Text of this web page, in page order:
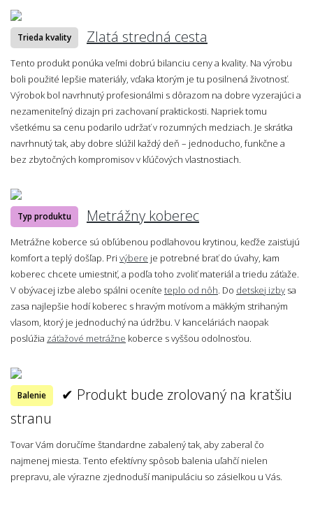
Trieda kvality Zlatá stredná cesta
Tento produkt ponúka veľmi dobrú bilanciu ceny a kvality. Na výrobu
boli použité lepšie materiály, vďaka ktorým je tu posilnená životnosť.
Výrobok bol navrhnutý profesionálmi s dôrazom na dobre vyzerajúci a
nezameniteľný dizajn pri zachovaní praktickosti. Napriek tomu
všetkému sa cenu podarilo udržať v rozumných medziach. Je skrátka
navrhnutý tak, aby dobre slúžil každý deň – jednoducho, funkčne a
bez zbytočných kompromisov v kľúčových vlastnostiach.
Typ produktu Metrážny koberec
Metrážne koberce sú obľúbenou podlahovou krytinou, keďže zaisťujú
komfort a teplý došľap. Pri výbere je potrebné brať do úvahy, kam
koberec chcete umiestniť, a podľa toho zvoliť materiál a triedu záťaže.
V obývacej izbe alebo spálni oceníte teplo od nôh. Do detskej izby sa
zasa najlepšie hodí koberec s hravým motívom a mäkkým strihaným
vlasom, ktorý je jednoduchý na údržbu. V kanceláriách naopak
poslúžia záťažové metrážne koberce s vyššou odolnosťou.
Balenie
✔ Produkt bude zrolovaný na kratšiu
stranu
Tovar Vám doručíme štandardne zabalený tak, aby zaberal čo
najmenej miesta. Tento efektívny spôsob balenia uľahčí nielen
prepravu, ale výrazne zjednoduší manipuláciu so zásielkou u Vás.